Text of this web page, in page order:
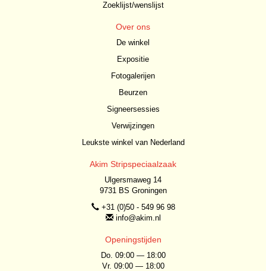
Zoeklijst/wenslijst
Over ons
De winkel
Expositie
Fotogalerijen
Beurzen
Signeersessies
Verwijzingen
Leukste winkel van Nederland
Akim Stripspeciaalzaak
Ulgersmaweg 14
9731 BS Groningen
+31 (0)50 - 549 96 98
info@akim.nl
Openingstijden
Do. 09:00 — 18:00
Vr. 09:00 — 18:00